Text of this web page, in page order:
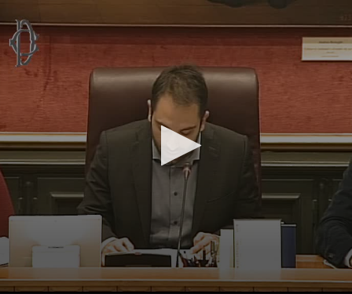
WebTV Camera dei Deputati
Vai al menu di navigazione
Contenuto
Fine contenuto
Vai al contenuto principale Vai al menu di navigazione